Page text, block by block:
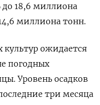
18,6 миллиона
миллиона тонн.
культур ожидается
погодных
Уровень осадков
три месяца